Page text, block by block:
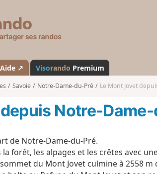
s
a
n
d
Aide ↗ Visorando Premium
Savoie Notre-Dame-du-Pré Le Mont Jovet
Notre-
de Notre-Dame-du-Pré.
forêt, les alpages et les crêtes avec
du Mont Jovet culmine à 2558